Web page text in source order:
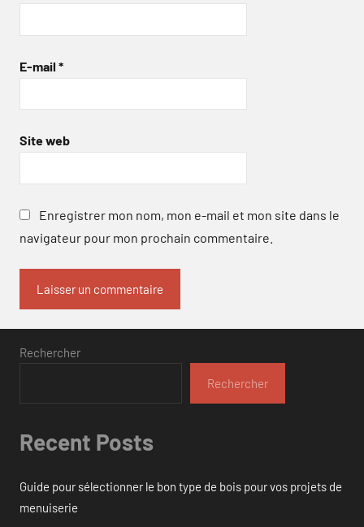
E-mail *
Site web
Enregistrer mon nom, mon e-mail et mon site dans le
navigateur pour mon prochain commentaire.
Rechercher
Rechercher
Recent Posts
Guide pour sélectionner le bon type de bois pour vos projets de
menuiserie